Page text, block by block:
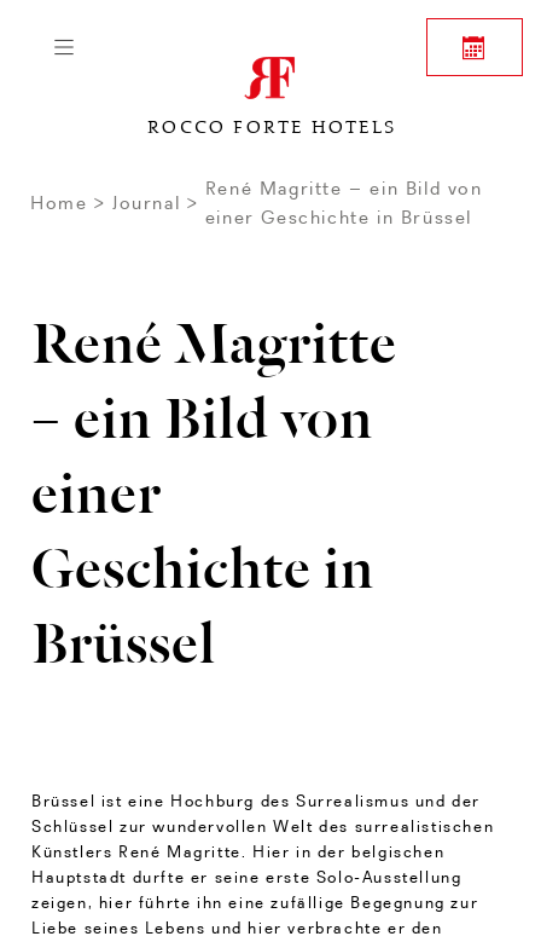
ROCCO FORTE HOTELS
Home Journal
René Magritte – ein Bild von
einer Geschichte in Brüssel
René Magritte
– ein Bild von
einer
Geschichte in
Brüssel
Brüssel ist eine Hochburg des Surrealismus und der
Schlüssel zur wundervollen Welt des surrealistischen
Künstlers René Magritte. Hier in der belgischen
Hauptstadt durfte er seine erste Solo-Ausstellung
zeigen, hier führte ihn eine zufällige Begegnung zur
Liebe seines Lebens und hier verbrachte er den